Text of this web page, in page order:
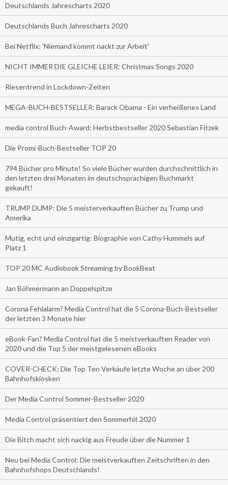
Deutschlands Jahrescharts 2020
Deutschlands Buch Jahrescharts 2020
Bei Netflix: 'Niemand kommt nackt zur Arbeit'
NICHT IMMER DIE GLEICHE LEIER: Christmas Songs 2020
Riesentrend in Lockdown-Zeiten
MEGA-BUCH-BESTSELLER: Barack Obama - Ein verheißenes Land
media control Buch-Award: Herbstbestseller 2020 Sebastian Fitzek
Die Promi-Buch-Bestseller TOP 20
794 Bücher pro Minute! So viele Bücher wurden durchschnittlich in
den letzten drei Monaten im deutschsprachigen Buchmarkt
gekauft!
TRUMP DUMP: Die 5 meisterverkauften Bücher zu Trump und
Amerika
Mutig, echt und einzigartig: Biographie von Cathy Hummels auf
Platz 1
TOP 20 MC Audiobook Streaming by BookBeat
Jan Böhmermann an Doppelspitze
Corona Fehlalarm? Media Control hat die 5 Corona-Buch-Bestseller
der letzten 3 Monate hier
eBook-Fan? Media Control hat die 5 meistverkauften Reader von
2020 und die Top 5 der meistgelesenen eBooks
COVER-CHECK: Die Top Ten Verkäufe letzte Woche an über 200
Bahnhofskiosken
Der Media Control Sommer-Bestseller 2020
Media Control präsentiert den Sommerhit 2020
Die Bitch macht sich nackig aus Freude über die Nummer 1
Neu bei Media Control: Die meistverkauften Zeitschriften in den
Bahnhofshops Deutschlands!